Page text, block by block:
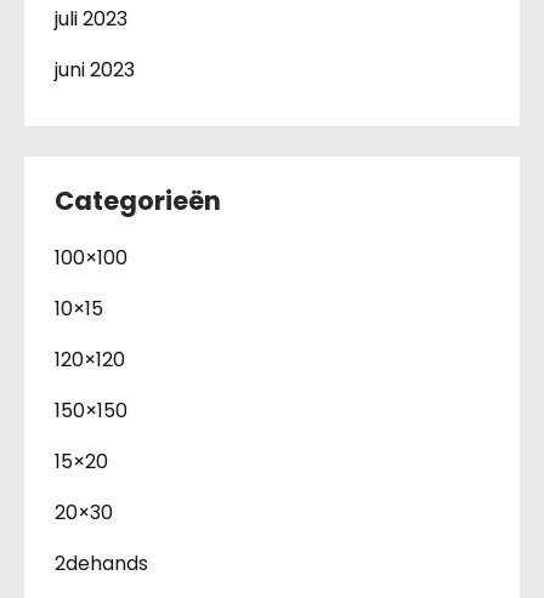
juli 2023
juni 2023
Categorieën
100×100
10×15
120×120
150×150
15×20
20×30
2dehands